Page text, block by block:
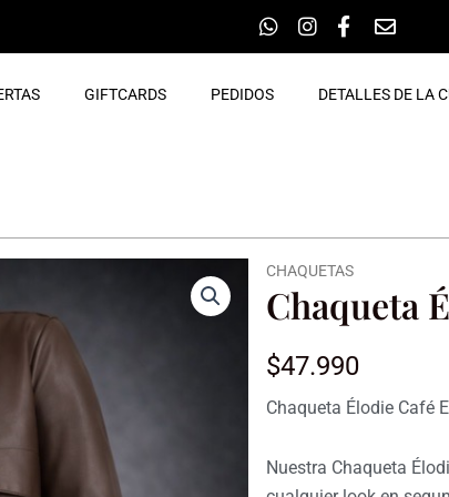
GIFTCARDS PEDIDOS DETALLES DE LA
CHAQUETAS
Chaqueta
$47.990
Chaqueta Élodie Café
Nuestra Chaqueta